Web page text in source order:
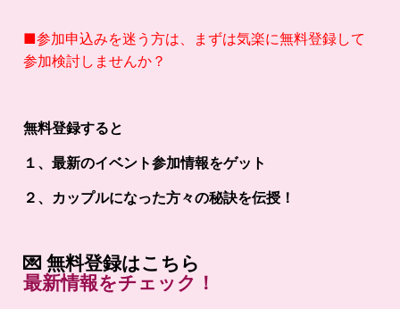
■参加申込みを迷う方は、まずは気楽に無料登録して
参加検討しませんか？
無料登録すると
１、最新のイベント参加情報をゲット
２、カップルになった方々の秘訣を伝授！
💌 無料登録はこちら
最新情報をチェック！